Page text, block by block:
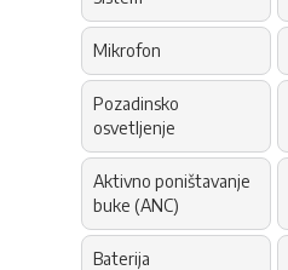
Mikrofon
Pozadinsko
osvetljenje
Aktivno poništavanje
buke (ANC)
Baterija